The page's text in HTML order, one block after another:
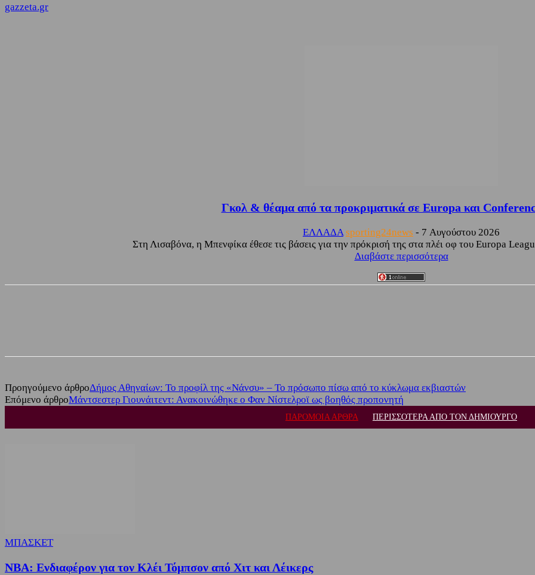
gazzeta.gr
Γκολ & θέαμα από τα προκριματικά σε Europa και
ΕΛΛΑΔΑ sporting24news - 7 Αυγούστου 2026
Στη Λισαβόνα, η Μπενφίκα έθεσε τις βάσεις για την πρόκρισή της στα πλέι οφ του Europa
Διαβάστε περισσότερα
Προηγούμενο άρθροΔήμος Αθηναίων: Το προφίλ της «Νάνσυ» – Το πρόσωπο πίσω από το κύκλωμα εκβιαστών
Επόμενο άρθροΜάντσεστερ Γιουνάιτεντ: Ανακοινώθηκε ο Φαν Νίστελροϊ ως βοηθός προπονητή
ΠΑΡΟΜΟΙΑ ΑΡΘΡΑ ΠΕΡΙΣΣΟΤΕΡΑ ΑΠΟ ΤΟΝ ΔΗΜΙΟΥΡΓΟ
ΜΠΑΣΚΕΤ
NBA: Ενδιαφέρον για τον Κλέι Τόμπσον από Χιτ και Λέικερς